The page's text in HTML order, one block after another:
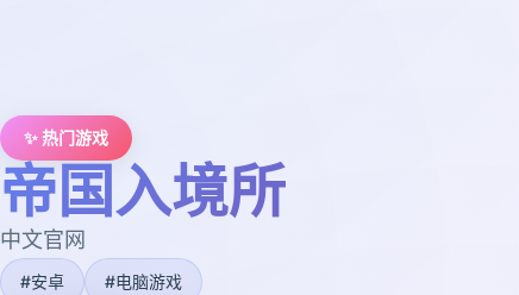
✨ 热门游戏
帝国入境所
中文官网
#安卓 #电脑游戏